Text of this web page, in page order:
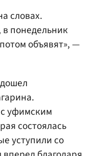
словах.
понедельник
объявят», —
уфимским
состоялась
уступили со